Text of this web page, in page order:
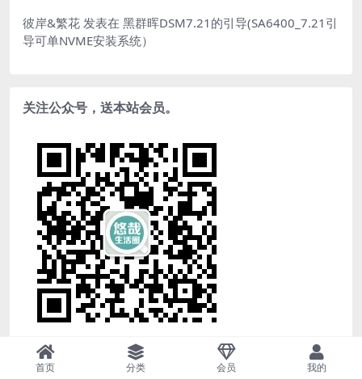
彼岸&繁花 发表在 黑群晖DSM7.21的引导(SA6400_7.21引
导可单NVME安装系统）
关注公众号，送本站会员。
首页 分类 会员 我的